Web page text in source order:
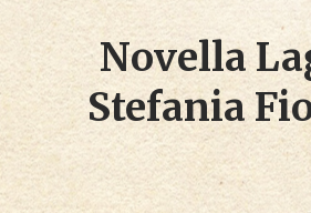
Novella
Stefania